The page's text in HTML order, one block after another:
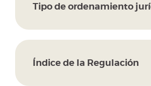
Tipo de ordenamiento
Índice de la Regulación